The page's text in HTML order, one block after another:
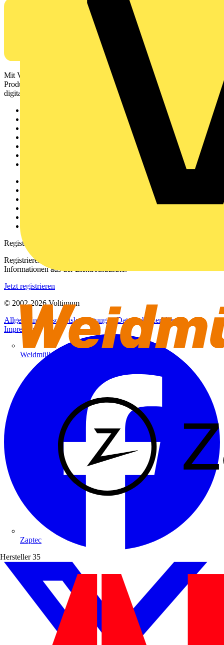
Weidmüller
Zaptec
Hersteller 35
Mit Voltimum erhalten Elektrofachkräfte Zugang zu Branchennews,
Produktinformationen, Schulungen und Tools – alles auf einer
digitalen Plattform und Community.
Registrierung
Registrieren Sie sich kostenlos und erhalten Sie stets aktuelle
Informationen aus der Elektroindustrie.
Jetzt registrieren
© 2002-2026Voltimum
Allgemeine GeschäftsbedingungenDatenschutzerklärung
Impressum